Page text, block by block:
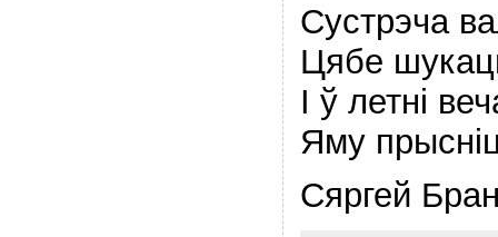
Сустрэча
Цябе
I ў летнi
Яму
Сяргей